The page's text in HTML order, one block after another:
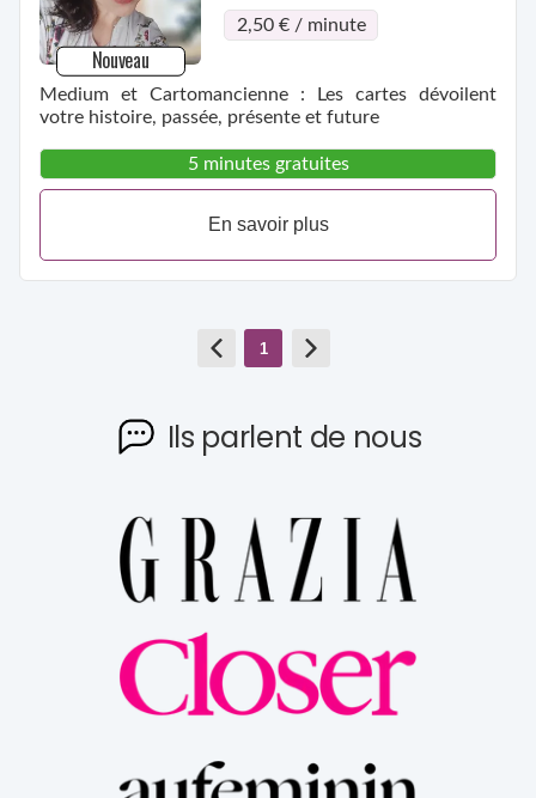
Nouveau
2,50 € / minute
Medium et Cartomancienne : Les cartes dévoilent
votre histoire, passée, présente et future
5 minutes gratuites
En savoir plus
1
Ils parlent de nous